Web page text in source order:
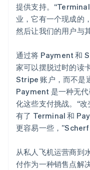
提供支持。
业，它有一个现成的
然后让我们的用户与
通过将 Payment 和
家可以摆脱过时的读
Stripe 账户，而不是
Payment 是一种无
化这些支付挑战。“
有了 Terminal 和
更容易一些，”Scherf
从私人飞机运营商到
付作为一种销售点解